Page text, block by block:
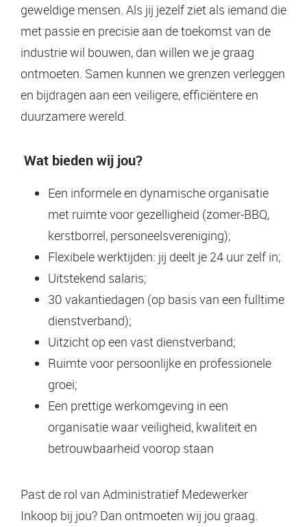
geweldige mensen. Als jij jezelf ziet als iemand die
met passie en precisie aan de toekomst van de
industrie wil bouwen, dan willen we je graag
ontmoeten. Samen kunnen we grenzen verleggen
en bijdragen aan een veiligere, efficiëntere en
duurzamere wereld.
Wat bieden wij jou?
Een informele en dynamische organisatie
met ruimte voor gezelligheid (zomer-BBQ,
kerstborrel, personeelsvereniging);
Flexibele werktijden: jij deelt je 24 uur zelf in;
Uitstekend salaris;
30 vakantiedagen (op basis van een fulltime
dienstverband);
Uitzicht op een vast dienstverband;
Ruimte voor persoonlijke en professionele
groei;
Een prettige werkomgeving in een
organisatie waar veiligheid, kwaliteit en
betrouwbaarheid voorop staan
Past de rol van Administratief Medewerker
Inkoop bij jou? Dan ontmoeten wij jou graag.